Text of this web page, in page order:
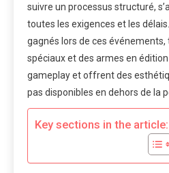
suivre un processus structuré,
toutes les exigences et les
gagnés lors de ces événements,
spéciaux et des armes en
gameplay et offrent des
pas disponibles en dehors de la
Key sections in the article: